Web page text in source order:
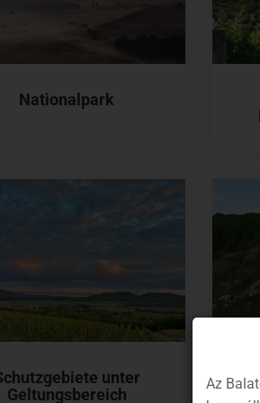
Nationalpark
unter
Geltungsbereich
Az